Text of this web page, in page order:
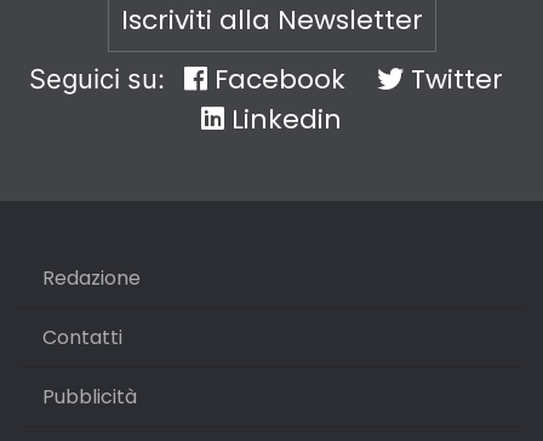
Iscriviti alla Newsletter
Seguici su: Facebook
Twitter
Linkedin
Redazione
Contatti
Pubblicità